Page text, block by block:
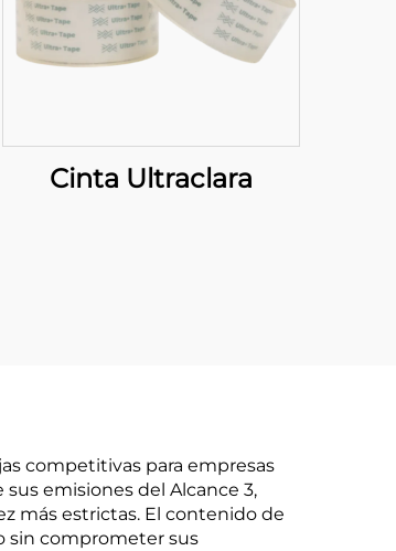
Cinta Ultraclara
competitivas para empresas
emisiones del Alcance 3,
más estrictas. El contenido de
sin comprometer sus